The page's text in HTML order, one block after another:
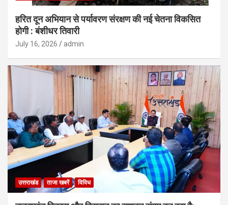
हरित दून अभियान से पर्यावरण संरक्षण की नई चेतना विकसित
होगी : बंशीधर तिवारी
July 16, 2026 admin
उत्तराखंड ताजा खबरें विविध